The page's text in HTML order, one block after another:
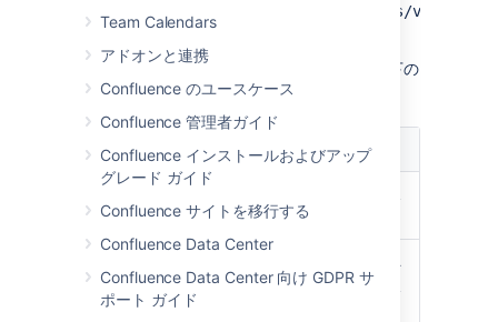
Team Calendars
アドオンと連携
Confluence のユースケース
Confluence 管理者ガイド
Confluence インストールおよびアップ
グレード ガイド
Confluence サイトを移行する
Confluence Data Center
Confluence Data Center 向け GDPR サ
ポート ガイド
http://confluence.atlassian.com/pages/
pageId=12345.
ページの特定のバージョンを見る場合は、以下の
機能が有効です。
機能 説明
ョン
る。
ジョンとの
相違点
ペ
ージの最新バージョンを比較